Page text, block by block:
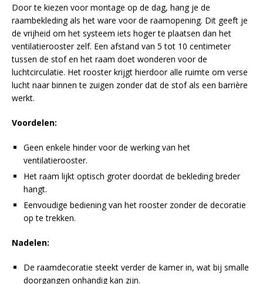
Door te kiezen voor montage op de dag, hang je de
raambekleding als het ware voor de raamopening. Dit geeft je
de vrijheid om het systeem iets hoger te plaatsen dan het
ventilatierooster zelf. Een afstand van 5 tot 10 centimeter
tussen de stof en het raam doet wonderen voor de
luchtcirculatie. Het rooster krijgt hierdoor alle ruimte om verse
lucht naar binnen te zuigen zonder dat de stof als een barrière
werkt.
Voordelen:
Geen enkele hinder voor de werking van het
ventilatierooster.
Het raam lijkt optisch groter doordat de bekleding breder
hangt.
Eenvoudige bediening van het rooster zonder de decoratie
op te trekken.
Nadelen:
De raamdecoratie steekt verder de kamer in, wat bij smalle
doorgangen onhandig kan zijn.